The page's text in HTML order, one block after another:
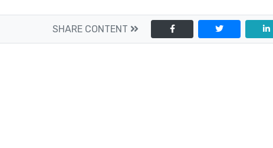
SHARE CONTENT